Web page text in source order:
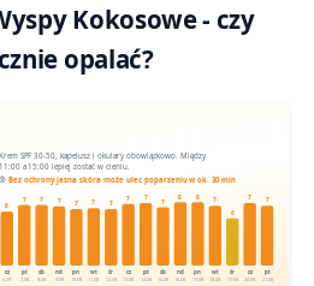
Kokosowe - czy
opalać?
Krem SPF 30-50, kapelusz i okulary obowiązkowo. Między
11:00 a 15:00 lepiej zostać w cieniu.
Bez ochrony jasna skóra może ulec poparzeniu w ok. 30 min
6
cz
6.08
7
pt
7.08
7
sb
8.08
7
nd
9.08
7
pn
10.08
7
wt
11.08
7
śr
12.08
7
cz
13.08
7
pt
14.08
7
sb
15.08
8
nd
16.08
8
pn
17.08
7
wt
18.08
6
śr
19.08
7
cz
20.08
7
pt
21.08